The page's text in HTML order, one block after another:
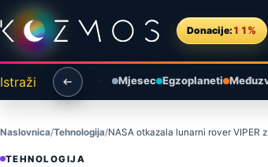
Preskoči na sadržaj
Donacije: 11%
Istraži Mjesec Egzoplaneti
Naslovnica Tehnologija NASA otkazala lunarni rover VIPER
TEHNOLOGIJA